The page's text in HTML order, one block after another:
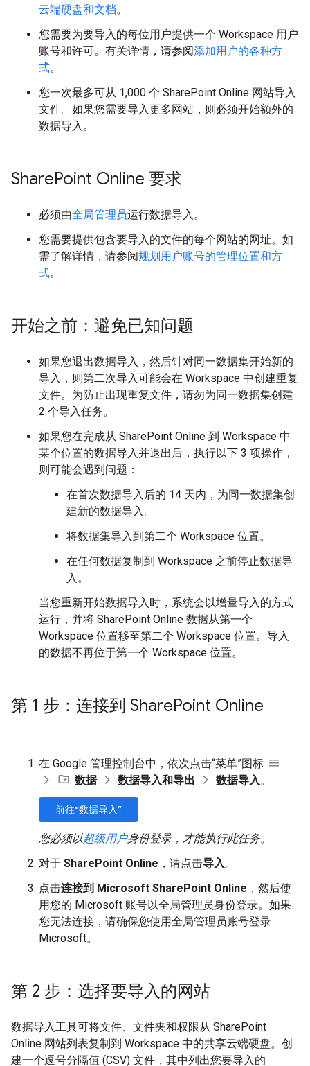
云端硬盘和文档。
您需要为要导入的每位用户提供一个 Workspace 用户
账号和许可。有关详情，请参阅添加用户的各种方
式。
您一次最多可从 1,000 个 SharePoint Online 网站导入
文件。如果您需要导入更多网站，则必须开始额外的
数据导入。
SharePoint Online 要求
必须由全局管理员运行数据导入。
您需要提供包含要导入的文件的每个网站的网址。如
需了解详情，请参阅规划用户账号的管理位置和方
式。
开始之前：避免已知问题
如果您退出数据导入，然后针对同一数据集开始新的
导入，则第二次导入可能会在 Workspace 中创建重复
文件。为防止出现重复文件，请勿为同一数据集创建
2 个导入任务。
如果您在完成从 SharePoint Online 到 Workspace 中
某个位置的数据导入并退出后，执行以下 3 项操作，
则可能会遇到问题：
在首次数据导入后的 14 天内，为同一数据集创
建新的数据导入。
将数据集导入到第二个 Workspace 位置。
在任何数据复制到 Workspace 之前停止数据导
入。
当您重新开始数据导入时，系统会以增量导入的方式
运行，并将 SharePoint Online 数据从第一个
Workspace 位置移至第二个 Workspace 位置。导入
的数据不再位于第一个 Workspace 位置。
第 1 步：连接到 SharePoint Online
在 Google 管理控制台中，依次点击“菜单”图标
数据
数据导入和导出 数据导入。
前往“数据导入”
您必须以超级用户身份登录，才能执行此任务。
对于 SharePoint Online ，请点击导入。
点击连接到 Microsoft SharePoint Online ，然后使
用您的 Microsoft 账号以全局管理员身份登录。如果
您无法连接，请确保您使用全局管理员账号登录
Microsoft。
第 2 步：选择要导入的网站
数据导入工具可将文件、文件夹和权限从 SharePoint
Online 网站列表复制到 Workspace 中的共享云端硬盘。创
建一个逗号分隔值 (CSV) 文件，其中列出您要导入的